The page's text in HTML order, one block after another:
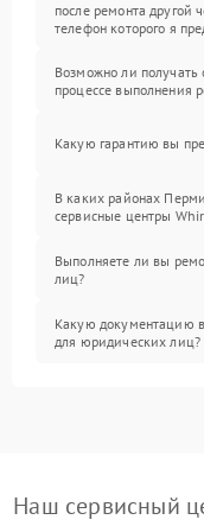
после ремонта другой
телефон которого я
Возможно ли получать
процессе выполнения
Какую гарантию вы
В каких районах
сервисные центры
Выполняете ли вы
лиц?
Какую документацию
для юридических лиц?
Наш сервисный